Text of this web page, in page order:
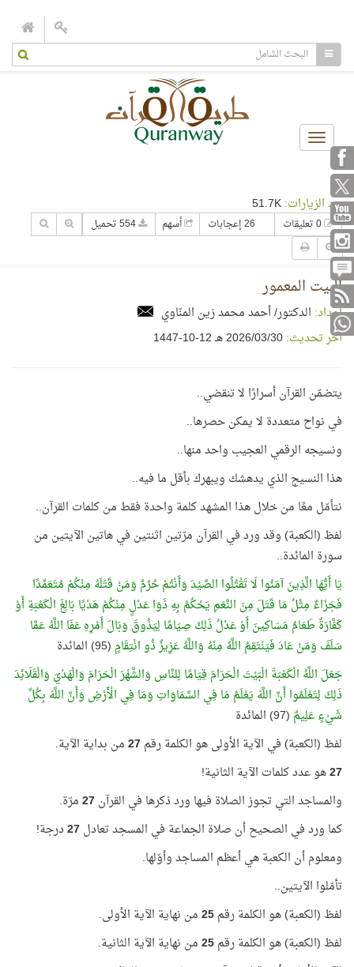
Toggle
navigation
عدد الزيارات:
26 إعجابات أسهم
البيت المعمور
إعداد: الدكتور/ أحمد محمد زين المنّاوي
آخر تحديث:30‏/03‏/2026 هـ 12-10-1447
يتضمّن القرآن أسرارًا لا تنقضي..
في نواح متعددة لا يمكن حصرها..
ونسيجه الرقمي العجيب واحد منها..
هذا النسيج الذي يدهشك ويبهرك بأقل ما فيه..
نتأمّل معًا من خلال هذا المشهد كلمة واحدة فقط من كلمات القرآن..
لفظ (الكعبة) وقد ورد في القرآن مرّتين اثنتين في هاتين الآيتين من
سورة المائدة..
يَا أَيُّهَا الَّذِينَ آمَنُوا لَا تَقْتُلُوا الصَّيْدَ وَأَنْتُمْ حُرُمٌ وَمَنْ قَتَلَهُ مِنْكُمْ مُتَعَمِّدًا
فَجَزَاءٌ مِثْلُ مَا قَتَلَ مِنَ النَّعَمِ يَحْكُمُ بِهِ ذَوَا عَدْلٍ مِنْكُمْ هَدْيًا بَالِغَ الْكَعْبَةِ أَوْ
كَفَّارَةٌ طَعَامُ مَسَاكِينَ أَوْ عَدْلُ ذَلِكَ صِيَامًا لِيَذُوقَ وَبَالَ أَمْرِهِ عَفَا اللَّهُ عَمَّا
سَلَفَ وَمَنْ عَادَ فَيَنْتَقِمُ اللَّهُ مِنْهُ وَاللَّهُ عَزِيزٌ ذُو انْتِقَامٍ (95) المائدة
جَعَلَ اللَّهُ الْكَعْبَةَ الْبَيْتَ الْحَرَامَ قِيَامًا لِلنَّاسِ وَالشَّهْرَ الْحَرَامَ وَالْهَدْيَ وَالْقَلَائِدَ
ذَلِكَ لِتَعْلَمُوا أَنَّ اللَّهَ يَعْلَمُ مَا فِي السَّمَاوَاتِ وَمَا فِي الْأَرْضِ وَأَنَّ اللَّهَ بِكُلِّ
شَيْءٍ عَلِيمٌ (97) المائدة
لفظ (الكعبة) في الآية الأولى هو الكلمة رقم27من بداية الآية.
27هو عدد كلمات الآية الثانية!
والمساجد التي تجوز الصلاة فيها ورد ذكرها في القرآن27مرّة.
كما ورد في الصحيح أن صلاة الجماعة في المسجد تعادل27درجة!
ومعلوم أن الكعبة هي أعظم المساجد وأوّلها.
تأمّلوا الآيتين..
لفظ (الكعبة) هو الكلمة رقم25من نهاية الآية الأولى.
لفظ (الكعبة) هو الكلمة رقم25من نهاية الآية الثانية.